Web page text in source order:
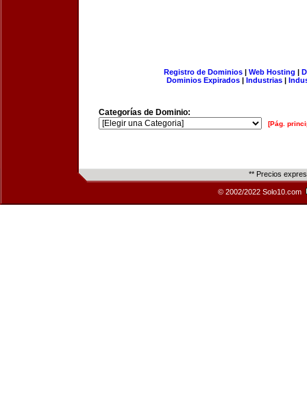
Registro de Dominios| Web Hosting |
Dominios Expirados | Industrias |
Categorías de Dominio:
[Pág.
** Precios
© 2002/2022 Solo10.com